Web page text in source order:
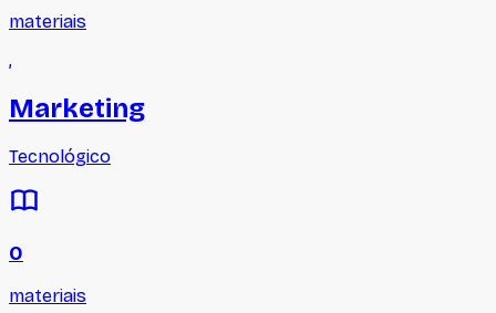
materiais
,
Marketing
Tecnológico
0
materiais